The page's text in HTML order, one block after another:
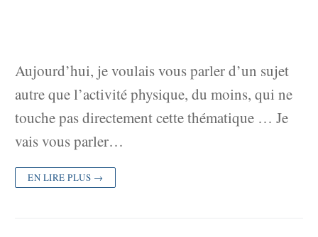
Aujourd’hui, je voulais vous parler d’un sujet
autre que l’activité physique, du moins, qui ne
touche pas directement cette thématique … Je
vais vous parler…
EN LIRE PLUS →